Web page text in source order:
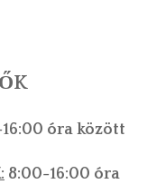
óra között
8:00-16:00 óra